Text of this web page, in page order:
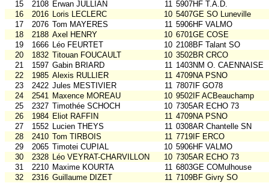
15
2108 Erwan JULLIAN 11 5907HF T.A.D.
16
2016 Loris LECLERC 10 5407GE SO Luneville
17
2076 Tom MAYERES 11 5906HF VALMO
18
2188 Axel HENRY 10 6701GE COSE
19
1666 Léo FEURTET 10 2108BF Talant SO
20
1832 Titouan FOUCAULT 10 3502BR CRCO
21
1597 Gabin BRIARD 11 1403NM O. CAENNAISE
22
1985 Alexis RULLIER 11 4709NA PSNO
23
2422 Jules MESTIVIER 11 7807IF GO78
24
2541 Maxence MOREAU 10 9502IF ACBeauchamp
25
2327 Timothée SCHOCH 10 7305AR ECHO 73
26
1984 Eliot RAFFIN 11 4709NA PSNO
27
1552 Lucien THEYS 11 0308AR Chantelle SN
28
2410 Tom TIRBOIS 11 7719IF ERCO
29
2065 Timotei CUPIAL 10 5906HF VALMO
30
2328 Léo VEYRAT-CHARVILLON 10 7305AR ECHO 73
31
2210 Maxime KOURTA 11 6803GE COMulhouse
32
2316 Guillaume DIZET 11 7109BF Givry SO